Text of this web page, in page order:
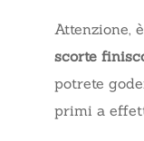
Attenzione,
scorte
potrete
primi a